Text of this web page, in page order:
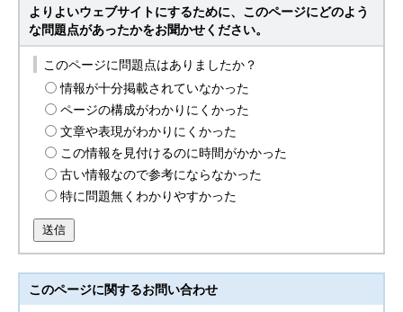
よりよいウェブサイトにするために、このページにどのよう
な問題点があったかをお聞かせください。
このページに問題点はありましたか？
情報が十分掲載されていなかった
ページの構成がわかりにくかった
文章や表現がわかりにくかった
この情報を見付けるのに時間がかかった
古い情報なので参考にならなかった
特に問題無くわかりやすかった
送信
このページに関するお問い合わせ